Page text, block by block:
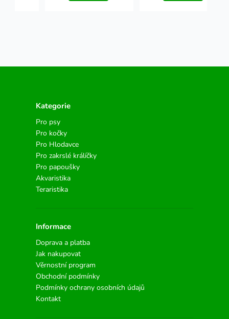
Kategorie
Pro psy
Pro kočky
Pro Hlodavce
Pro zakrslé králíčky
Pro papoušky
Akvaristika
Teraristika
Informace
Doprava a platba
Jak nakupovat
Věrnostní program
Obchodní podmínky
Podmínky ochrany osobních údajů
Kontakt